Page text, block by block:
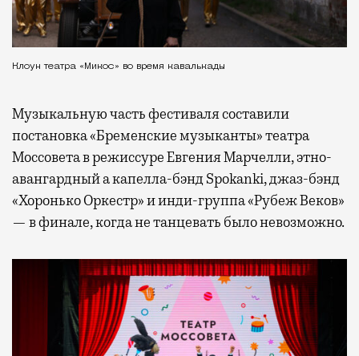
Клоун театра «Микос» во время кавалькады
Музыкальную часть фестиваля составили
постановка «Бременские музыканты» театра
Моссовета в режиссуре Евгения Марчелли, этно-
авангардный а капелла-бэнд Spokanki, джаз-бэнд
«Хоронько Оркестр» и инди-группа «Рубеж Веков»
— в финале, когда не танцевать было невозможно.